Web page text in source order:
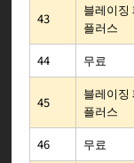
43
블레이징
플러스
44 무료
45
블레이징
플러스
46 무료